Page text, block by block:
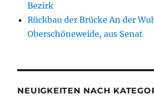
Bezirk
Rückbau der Brücke An der
Oberschöneweide, aus Senat
NEUIGKEITEN NACH